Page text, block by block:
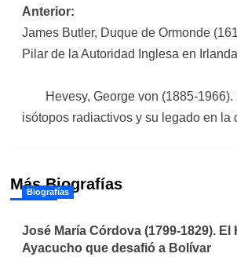
Navegación
de
Anterior:
James Butler, Duque de Ormonde
Pilar de la Autoridad Inglesa en Irlanda
Hevesy, George von (1885-
isótopos radiactivos y su legado en la
Más Biografías
Biografías
José María Córdova (1799-1829). El
Ayacucho que desafió a Bolívar